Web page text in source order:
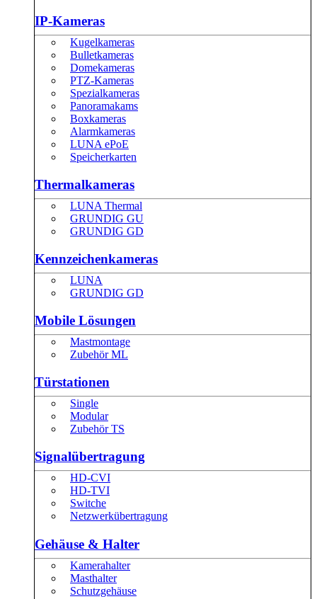
IP-Kameras
Kugelkameras
Bulletkameras
Domekameras
PTZ-Kameras
Spezialkameras
Panoramakams
Boxkameras
Alarmkameras
LUNA ePoE
Speicherkarten
Thermalkameras
LUNA Thermal
GRUNDIG GU
GRUNDIG GD
Kennzeichenkameras
LUNA
GRUNDIG GD
Mobile Lösungen
Mastmontage
Zubehör ML
Türstationen
Single
Modular
Zubehör TS
Signalübertragung
HD-CVI
HD-TVI
Switche
Netzwerkübertragung
Gehäuse & Halter
Kamerahalter
Masthalter
Schutzgehäuse